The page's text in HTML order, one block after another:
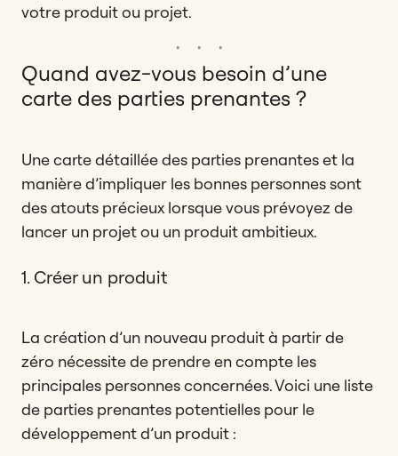
votre produit ou projet.
Quand avez-vous besoin d’une
carte des parties prenantes ?
Une carte détaillée des parties prenantes et la
manière d’impliquer les bonnes personnes sont
des atouts précieux lorsque vous prévoyez de
lancer un projet ou un produit ambitieux.
1. Créer un produit
La création d’un nouveau produit à partir de
zéro nécessite de prendre en compte les
principales personnes concernées. Voici une liste
de parties prenantes potentielles pour le
développement d’un produit :